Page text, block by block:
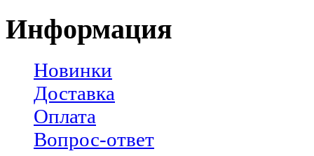
Информация
Новинки
Доставка
Оплата
Вопрос-ответ